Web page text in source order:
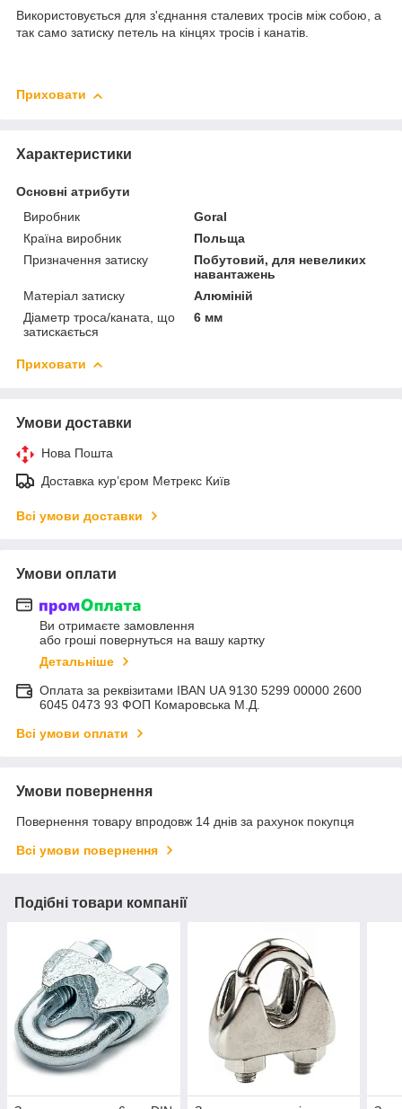
Використовується для з'єднання сталевих тросів між собою, а
так само затиску петель на кінцях тросів і канатів.
Приховати
Характеристики
Основні атрибути
Виробник
Goral
Країна виробник
Польща
Призначення затиску
Побутовий, для невеликих
навантажень
Матеріал затиску
Алюміній
Діаметр троса/каната, що
затискається
6 мм
Приховати
Умови доставки
Нова Пошта
Доставка курʼєром Метрекс Київ
Всі умови доставки
Умови оплати
Ви отримаєте замовлення
або гроші повернуться на вашу картку
Детальніше
Оплата за реквізитами IBAN UA 9130 5299 00000 2600
6045 0473 93 ФОП Комаровська М.Д.
Всі умови оплати
Умови повернення
Повернення товару впродовж 14 днів за рахунок покупця
Всі умови повернення
Подібні товари компанії